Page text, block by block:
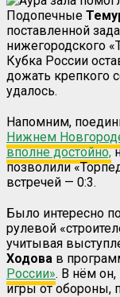
Подопечные
поставленной
нижегородского
Кубка России
дожать крепкого
удалось.
Напомним,
Нижнем
вполне достойно,
позволили
встречей — 0:3.
Было интересно
рулевой
учитывая
Ходова в
России». В нём он,
игры от обороны,